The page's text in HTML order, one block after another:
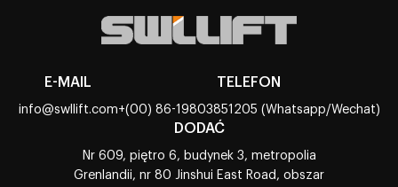
E-MAIL
info@swllift.com
TELEFON
+(00) 86-19803851205 (Whatsapp/Wechat)
DODAĆ
Nr 609, piętro 6, budynek 3, metropolia
Grenlandii, nr 80 Jinshui East Road, obszar